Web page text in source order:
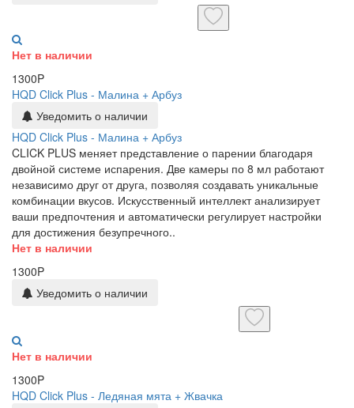
Нет в наличии
1300P
HQD Click Plus - Малина + Арбуз
Уведомить о наличии
HQD Click Plus - Малина + Арбуз
CLICK PLUS меняет представление о парении благодаря
двойной системе испарения. Две камеры по 8 мл работают
независимо друг от друга, позволяя создавать уникальные
комбинации вкусов. Искусственный интеллект анализирует
ваши предпочтения и автоматически регулирует настройки
для достижения безупречного..
Нет в наличии
1300P
Уведомить о наличии
Нет в наличии
1300P
HQD Click Plus - Ледяная мята + Жвачка